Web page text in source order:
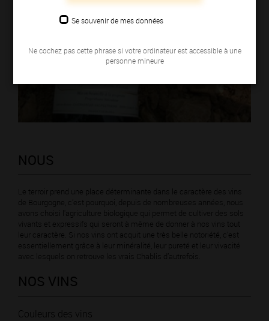
Se souvenir de mes données
Ne cochez pas cette phrase si votre ordinateur est accessible à une
personne mineure
NOUS
Le terroir prend une place déterminante dans le caractère des vins
de Bourgogne, c’est pourquoi, depuis de nombreuses années, nous
avons choisi l'agriculture biologique qui permet de cultiver des sols
vivants et expressifs qui seront à même de donner à nos vins tout
leur caractère. Si nos vins ont acquit une très belle notoriété, c’est
essentiellement grâce à leur minéralité, leur pureté et leur vivacité
avec lesquels on retrouve les vrais Chablis d’autrefois.
NOS VINS
Couleurs des vins